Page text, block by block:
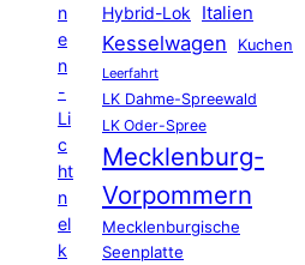
n
e
n
-
Li
c
ht
n
el
k
Hybrid-Lok Italien
Kesselwagen Kuchen
Leerfahrt
LK Dahme-Spreewald
LK Oder-Spree
Mecklenburg-
Vorpommern
Mecklenburgische
Seenplatte